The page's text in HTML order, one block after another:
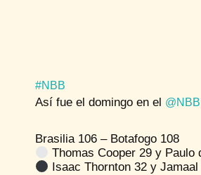
#NBB
Así fue el domingo en el @NBB
Brasilia 106 – Botafogo 108
Thomas Cooper 29 y Paulo
Isaac Thornton 32 y